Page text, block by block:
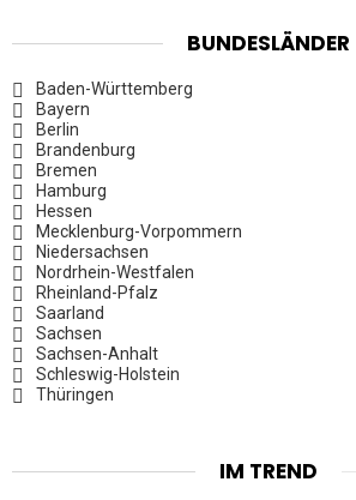
BUNDESLÄNDER
Baden-Württemberg
Bayern
Berlin
Brandenburg
Bremen
Hamburg
Hessen
Mecklenburg-Vorpommern
Niedersachsen
Nordrhein-Westfalen
Rheinland-Pfalz
Saarland
Sachsen
Sachsen-Anhalt
Schleswig-Holstein
Thüringen
IM TREND